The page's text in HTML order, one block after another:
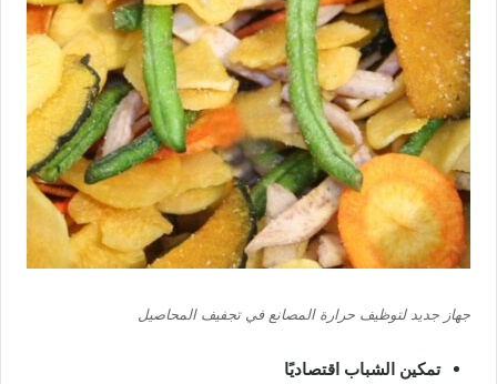
جهاز جديد لتوظيف حرارة المصانع في تجفيف المحاصيل
تمكين الشباب اقتصاديًا